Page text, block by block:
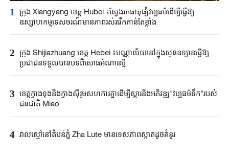
1
ក្រុង Xiangyang ខេត្ត Hubei ៖ស្វែងរកធាតុផ្សំវប្បធម៌ដើម្បីធ្វើឱ្យ
ឧស្សាហកម្មទេសចរណ៍មានភាពរស់រវើកកាន់តែខ្លាំង
2 ក្រុង Shijiazhuang ខេត្ត Hebei ៖បណ្ណាល័យនៅក្នុងសួនឧទ្យានធ្វើឱ្យ
ប្រជាជនទទួលបានបទពិសោធអំណានថ្មី
3 ខេត្តក្វាងទុងនិងក្វាងស៊ីរួមសហការគ្នាដើម្បីស្តារនិងអភិវឌ្ឍ"វប្បធម៌ទឹក"របស់
ជនជាតិ Miao
4 វាលស្មៅនៅតំបន់ភ្នំ Zha Lute មានទេសភាពស្អាតដូចគំនូរ